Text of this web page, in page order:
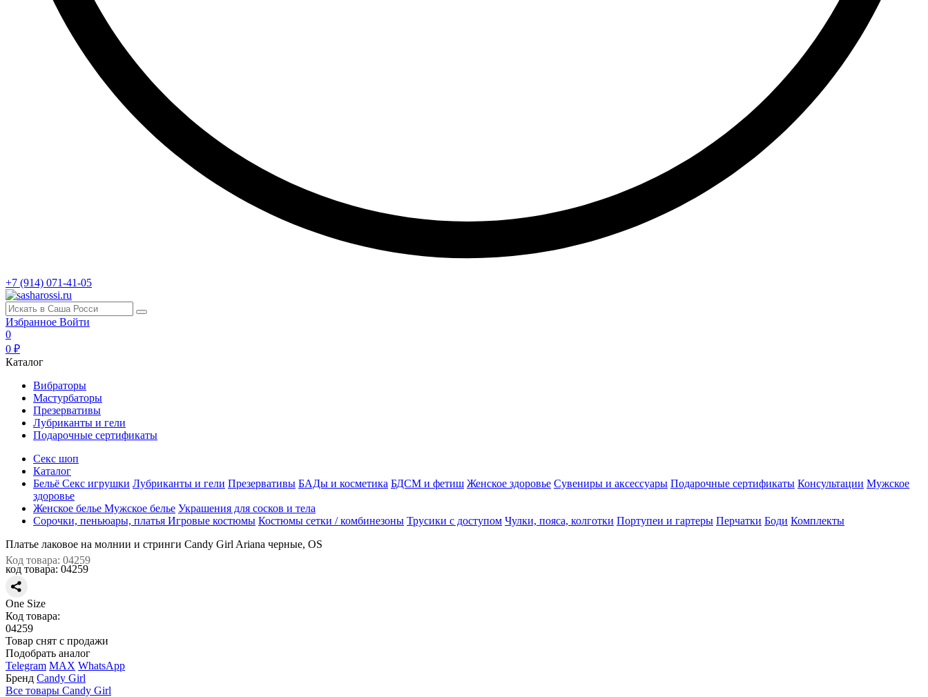
+7 (914) 071-41-05
Избранное Войти
0
0 ₽
Каталог
Вибраторы
Мастурбаторы
Презервативы
Лубриканты и гели
Подарочные сертификаты
Секс шоп
Каталог
Бельё Секс игрушки Лубриканты и гели Презервативы БАДы и косметика БДСМ и фетиш Женское здоровье Сувениры и аксессуары Подарочные сертификаты Консультации Мужское
здоровье
Женское белье Мужское белье Украшения для сосков и тела
Сорочки, пеньюары, платья Игровые костюмы Костюмы сетки / комбинезоны Трусики с доступом Чулки, пояса, колготки Портупеи и гартеры Перчатки Боди Комплекты
Платье лаковое на молнии и стринги Candy Girl Ariana черные, OS
Код товара: 04259
код товара: 04259
One Size
Код товара:
04259
Товар снят с продажи
Подобрать аналог
Telegram MAX WhatsApp
Бренд Candy Girl
Все товары Candy Girl